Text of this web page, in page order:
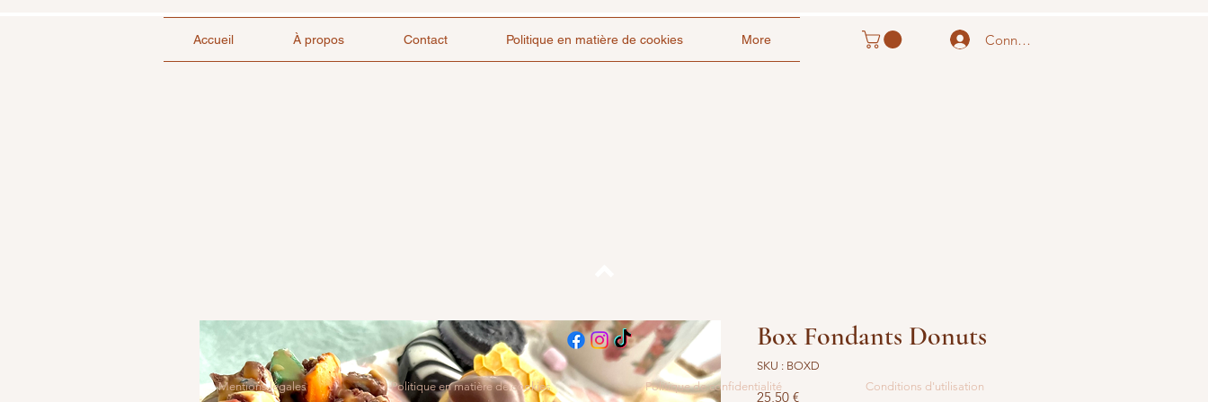
Accueil À propos Contact Politique en matière de cookies More Connexion
Box Fondants Donuts
SKU : BOXD
25,50 €Prix
Mentions légales Politique en matière de cookies Politique de confidentialité Conditions d'utilisation